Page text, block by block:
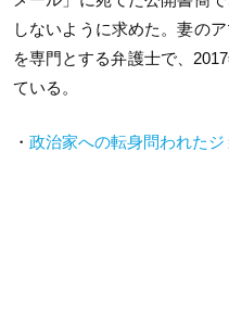
しないように求めた。妻の
を専門とする弁護士で、
ている。
・ 政治家への転身問われた